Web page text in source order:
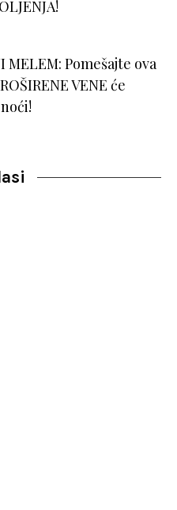
MELEM: Pomešajte ova
VENE će